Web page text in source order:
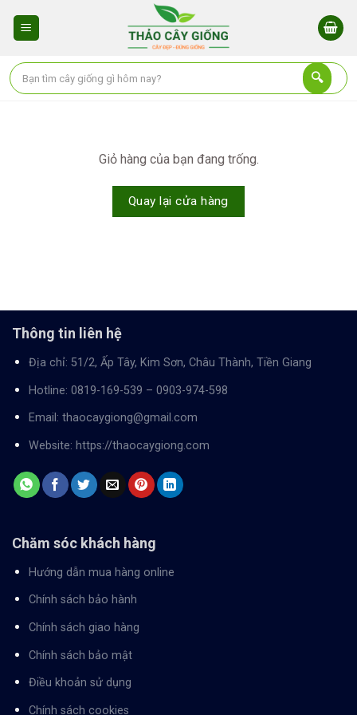
Giỏ hàng của bạn đang trống.
Quay lại cửa hàng
Thông tin liên hệ
Địa chỉ: 51/2, Ấp Tây, Kim Sơn, Châu Thành, Tiền Giang
Hotline: 0819-169-539 – 0903-974-598
Email: thaocaygiong@gmail.com
Website: https://thaocaygiong.com
Chăm sóc khách hàng
Hướng dẫn mua hàng online
Chính sách bảo hành
Chính sách giao hàng
Chính sách bảo mật
Điều khoản sử dụng
Chính sách cookies